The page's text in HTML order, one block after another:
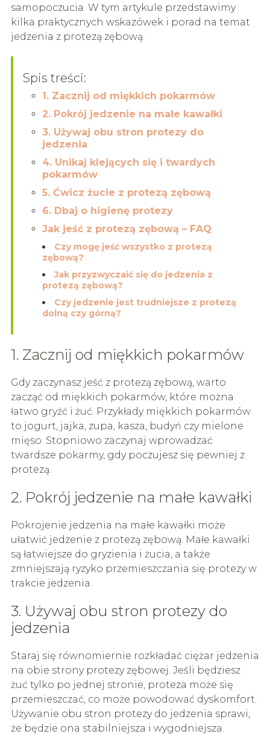
samopoczucia. W tym artykule przedstawimy
kilka praktycznych wskazówek i porad na temat
jedzenia z protezą zębową.
Spis treści:
1. Zacznij od miękkich pokarmów
2. Pokrój jedzenie na małe kawałki
3. Używaj obu stron protezy do
jedzenia
4. Unikaj klejących się i twardych
pokarmów
5. Ćwicz żucie z protezą zębową
6. Dbaj o higienę protezy
Jak jeść z protezą zębową – FAQ
Czy mogę jeść wszystko z protezą
zębową?
Jak przyzwyczaić się do jedzenia z
protezą zębową?
Czy jedzenie jest trudniejsze z protezą
dolną czy górną?
1. Zacznij od miękkich pokarmów
Gdy zaczynasz jeść z protezą zębową, warto
zacząć od miękkich pokarmów, które można
łatwo gryźć i żuć. Przykłady miękkich pokarmów
to jogurt, jajka, zupa, kasza, budyń czy mielone
mięso. Stopniowo zaczynaj wprowadzać
twardsze pokarmy, gdy poczujesz się pewniej z
protezą.
2. Pokrój jedzenie na małe kawałki
Pokrojenie jedzenia na małe kawałki może
ułatwić jedzenie z protezą zębową. Małe kawałki
są łatwiejsze do gryzienia i żucia, a także
zmniejszają ryzyko przemieszczania się protezy w
trakcie jedzenia.
3. Używaj obu stron protezy do
jedzenia
Staraj się równomiernie rozkładać ciężar jedzenia
na obie strony protezy zębowej. Jeśli będziesz
żuć tylko po jednej stronie, proteza może się
przemieszczać, co może powodować dyskomfort.
Używanie obu stron protezy do jedzenia sprawi,
że będzie ona stabilniejsza i wygodniejsza.